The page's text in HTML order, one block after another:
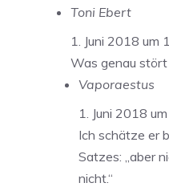
Toni Ebert
1. Juni 2018 um
Was genau stört
Vaporaestus
1. Juni 2018
Ich schätze er
Satzes: „aber
nicht.“